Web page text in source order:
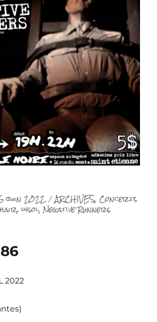
juin 2022 Catégories
ARCHIVES, Concerts
,lysol,Negative Runners
2022